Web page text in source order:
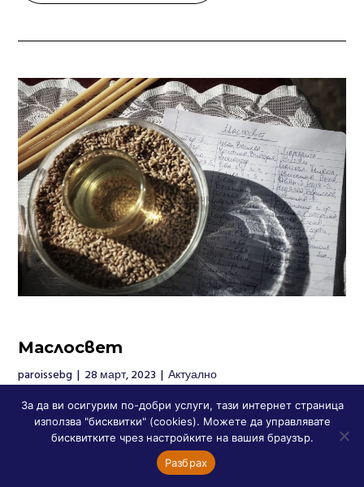
Маслосвет
paroissebg | 28 март, 2023 | Актуално
тайнство Елеосвещение (Маслосвет) ще бъде отслужено
в нашия храм на...
За да ви осигурим по-добри услуги, тази интернет страница
използва "бисквитки" (cookies). Можете да управлявате
бисквитките чрез настройките на вашия браузър.
Разбрах